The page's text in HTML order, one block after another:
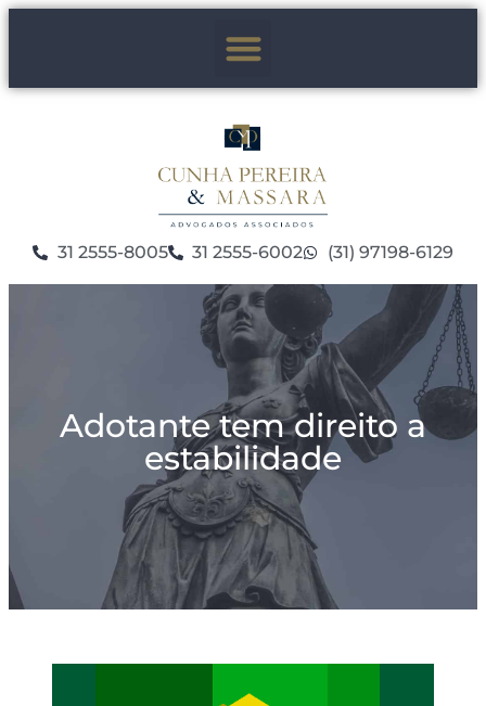
31 2555-8005 31 2555-6002 (31) 97198-6129
Adotante tem direito a
estabilidade